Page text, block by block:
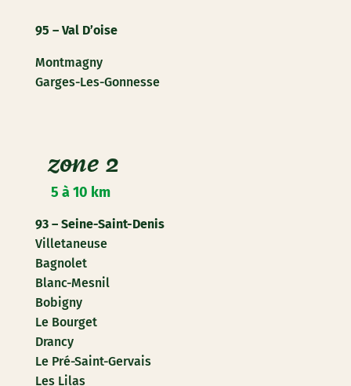
95 – Val D’oise
Montmagny
Garges-Les-Gonnesse
zone 2
5 à 10 km
93 – Seine-Saint-Denis
Villetaneuse
Bagnolet
Blanc-Mesnil
Bobigny
Le Bourget
Drancy
Le Pré-Saint-Gervais
Les Lilas